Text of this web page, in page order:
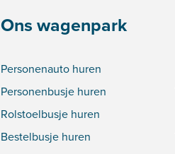
Ons wagenpark
Personenauto huren
Personenbusje huren
Rolstoelbusje huren
Bestelbusje huren